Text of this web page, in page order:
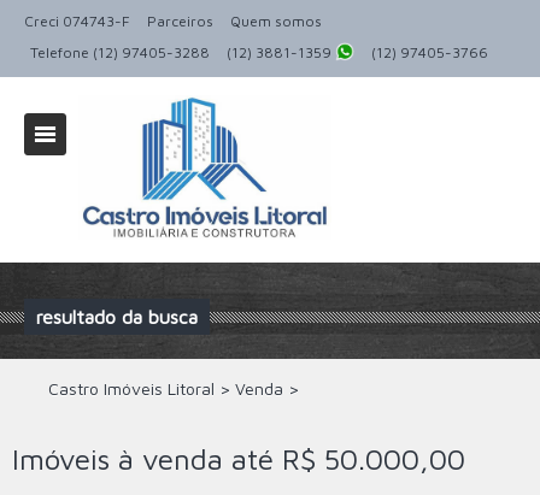
Creci 074743-F Parceiros
Quem somos
Telefone (12) 97405-3288
(12) 3881-1359 (12) 97405-3766
resultado da busca
Castro Imóveis Litoral > Venda >
Imóveis à venda até R$ 50.000,00